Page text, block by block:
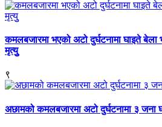
कमलबजारमा भएको अटो दुर्घटनामा घाइते बेला
मृत्युु
९
अछामको कमलबजारमा अटो दुर्घटनामा ३ जना